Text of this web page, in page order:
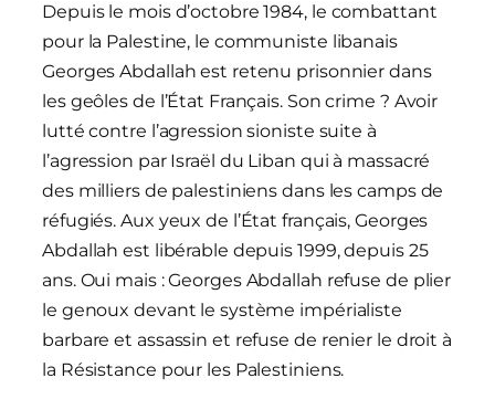
Depuis le mois d’octobre 1984, le combattant
pour la Palestine, le communiste libanais
Georges Abdallah est retenu prisonnier dans
les geôles de l’État Français. Son crime ? Avoir
lutté contre l’agression sioniste suite à
l’agression par Israël du Liban qui à massacré
des milliers de palestiniens dans les camps de
réfugiés. Aux yeux de l’État français, Georges
Abdallah est libérable depuis 1999, depuis 25
ans. Oui mais : Georges Abdallah refuse de plier
le genoux devant le système impérialiste
barbare et assassin et refuse de renier le droit à
la Résistance pour les Palestiniens.